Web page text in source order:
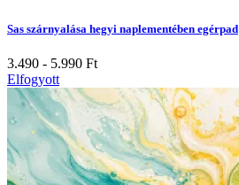
Sas szárnyalása hegyi naplementében egérpad
3.490 - 5.990 Ft
Elfogyott